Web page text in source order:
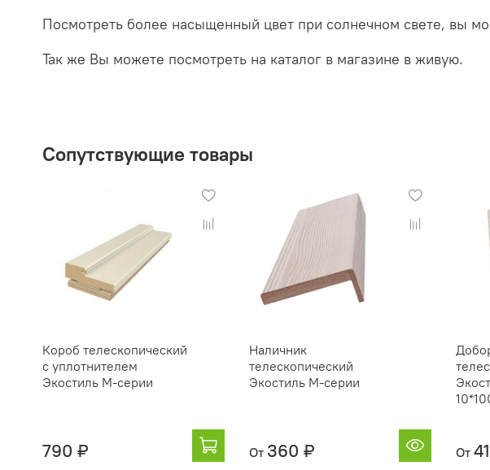
Посмотреть более насыщенный цвет при солнечном свете, вы
Так же Вы можете посмотреть на каталог в магазине в живую.
Сопутствующие товары
Короб телескопический
с уплотнителем
Экостиль М-серии
790 ₽
Наличник
телескопический
Экостиль М-серии
От 360 ₽ От